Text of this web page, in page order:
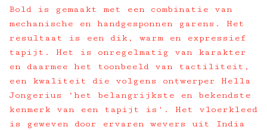
Bold is gemaakt met een combinatie van
mechanische en handgesponnen garens. Het
resultaat is een dik, warm en expressief
tapijt. Het is onregelmatig van karakter
en daarmee het toonbeeld van tactiliteit,
een kwaliteit die volgens ontwerper Hella
Jongerius ‘het belangrijkste en bekendste
kenmerk van een tapijt is'. Het vloerkleed
is geweven door ervaren wevers uit India